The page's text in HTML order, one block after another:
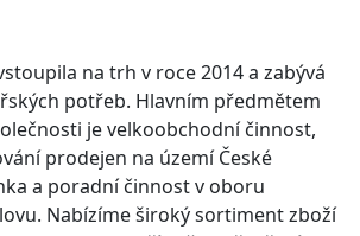
na trh v roce 2014 a zabývá
potřeb. Hlavním předmětem
je velkoobchodní činnost,
prodejen na území České
a poradní činnost v oboru
Nabízíme široký sortiment zboží